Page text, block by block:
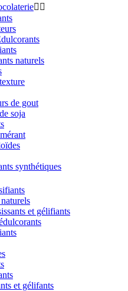
 
naturels
de gout
soja
synthétiques
et gélifiants
et gélifants